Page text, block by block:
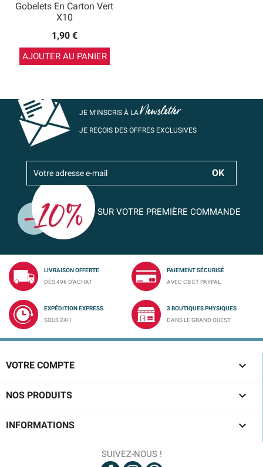
Gobelets En Carton Vert
X10
1,90 €
AJOUTER AU PANIER
JE M’INSCRIS À LANewsletter
JE REÇOIS DES OFFRES EXCLUSIVES
SUR VOTRE PREMIÈRE COMMANDE
LIVRAISON OFFERTE
DÈS 49€ D'ACHAT
PAIEMENT SÉCURISÉ
AVEC CB ET PAYPAL
EXPÉDITION EXPRESS
SOUS 24H
3 BOUTIQUES PHYSIQUES
DANS LE GRAND OUEST
VOTRE COMPTE 
NOS PRODUITS 
INFORMATIONS 
SUIVEZ-NOUS !